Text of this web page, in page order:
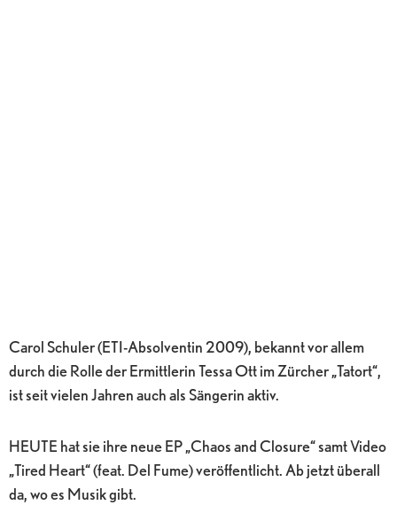
Carol Schuler (ETI-Absolventin 2009), bekannt vor allem
durch die Rolle der Ermittlerin Tessa Ott im Zürcher „Tatort“,
ist seit vielen Jahren auch als Sängerin aktiv.
HEUTE hat sie ihre neue EP „Chaos and Closure“ samt Video
„Tired Heart“ (feat. Del Fume) veröffentlicht. Ab jetzt überall
da, wo es Musik gibt.